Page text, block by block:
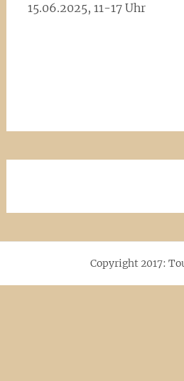
15.06.2025, 11-17 Uhr
Copyright 2017: